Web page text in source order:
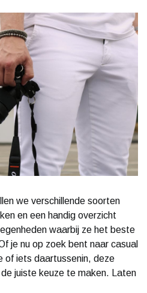
we verschillende soorten
en een handig overzicht
waarbij ze het beste
je nu op zoek bent naar casual
of iets daartussenin, deze
juiste keuze te maken. Laten